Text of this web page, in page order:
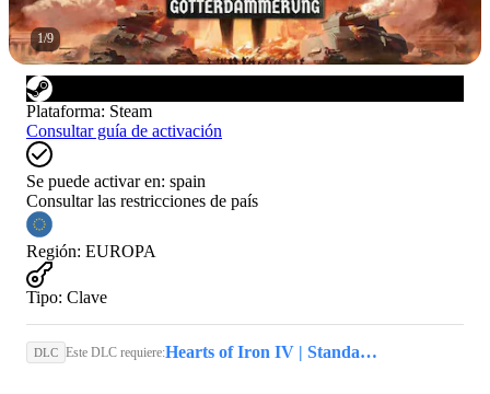
1/9
Plataforma: Steam
Consultar guía de activación
Se puede activar en: spain
Consultar las restricciones de país
Región: EUROPA
Tipo: Clave
DLC Este DLC requiere: Hearts of Iron IV | Standard Edition (PC) - Steam Key - GLOBAL